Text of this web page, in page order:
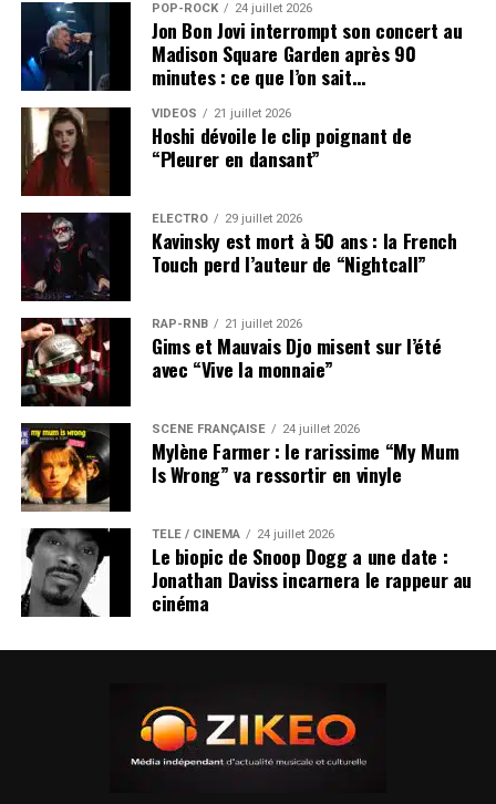
POP-ROCK 24 juillet 2026
Jon Bon Jovi interrompt son concert au
Madison Square Garden après 90
minutes : ce que l’on sait…
VIDEOS 21 juillet 2026
Hoshi dévoile le clip poignant de
“Pleurer en dansant”
ÉLECTRO 29 juillet 2026
Kavinsky est mort à 50 ans : la French
Touch perd l’auteur de “Nightcall”
RAP-RNB 21 juillet 2026
Gims et Mauvais Djo misent sur l’été
avec “Vive la monnaie”
SCÈNE FRANÇAISE 24 juillet 2026
Mylène Farmer : le rarissime “My Mum
Is Wrong” va ressortir en vinyle
TÉLÉ / CINÉMA 24 juillet 2026
Le biopic de Snoop Dogg a une date :
Jonathan Daviss incarnera le rappeur au
cinéma